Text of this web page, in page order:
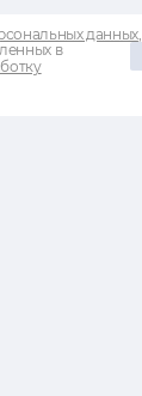
данных
в